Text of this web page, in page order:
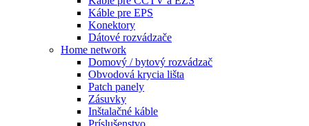
Káble pre EPS
Konektory
Dátové rozvádzače
Home network
Domový / bytový rozvádzač
Obvodová krycia lišta
Patch panely
Zásuvky
Inštalačné káble